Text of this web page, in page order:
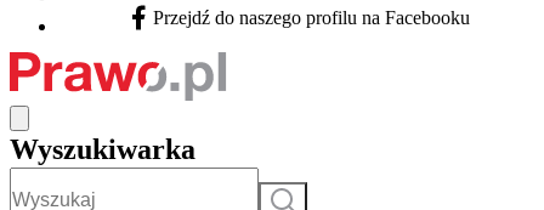
Facebook - otwiera się w nowej karcie
Przejdź do naszego profilu na Facebooku
Wyszukiwarka
Szukaj